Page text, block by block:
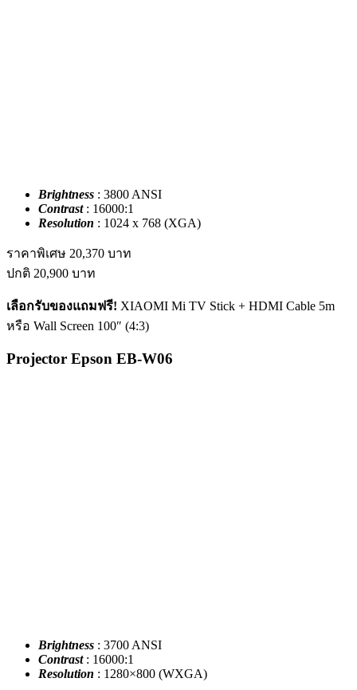
Brightness : 3800 ANSI
Contrast: 16000:1
Resolution : 1024 x 768 (XGA)
ราคาพิเศษ 20,370 บาท
ปกติ 20,900 บาท
เลือกรับของแถมฟรี! XIAOMI Mi TV Stick + HDMI Cable 5m
หรือ Wall Screen 100″ (4:3)
Projector Epson EB-W06
Brightness : 3700 ANSI
Contrast: 16000:1
Resolution : 1280×800 (WXGA)